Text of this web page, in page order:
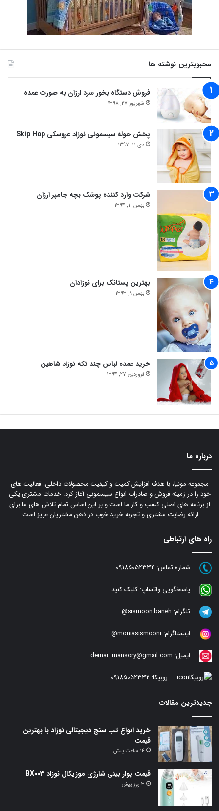
محبوبترین نوشته ها
فروش دستگاه بخور سرد ارزان به صورت عمده
شهریور 27, 1398
پخش حوله سیسمونی نوزاد عروسکی Skip Hop
دی 11, 1397
شرکت وارد کننده پوشک بچه جامپر ارزان
بهمن 11, 1394
بهترین پستانک برای نوزادان
بهمن 9, 1393
خرید عمده لباس چند تکه نوزاد شاهین
فروردین 27, 1394
درباره ما
مجموعه مونیا، با هدف افزایش کمیت و کیفیت محصولات داخلی، فعالیت های
خود را در زمینه فروش و صادرات انواع سیسمونی آغاز کرد. خدمات مشتری یکی
از برنامه های اصلی کسب و کار ما است و بر این اساس تمام تلاش های ما برای
ارائه رضایت مشتری و تجربه خرید خوب در ذهن مشتریان عزیز است.
راه های ارتباطی
شماره تماس: 09185052332
پاسخگویی واتساپ: کلیک کنید
تلگرام: sismoonibaneh@
اینستاگرام: moniasismooni@
ایمیل: deman.mansory@gmail.com
روبیکا: 09185052332
جدیدترین مقالات
خرید انواع تب سنج دیجیتالی نوزاد با بهترین
قیمت
14 ساعت پیش
قیمت پوار بینی شارژی موزیکال نوزاد BX003
3 روز پیش